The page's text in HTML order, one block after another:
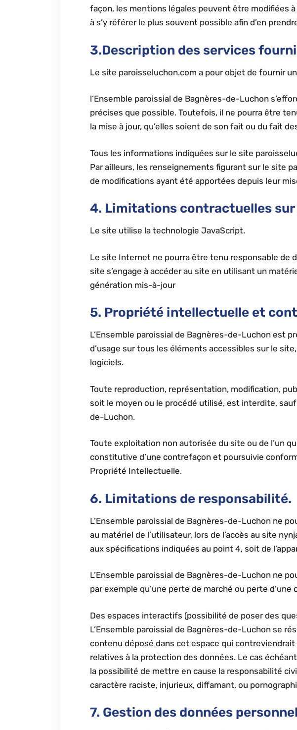
façon, les mentions légales peuvent être modifiées
à s’y référer le plus souvent possible afin d’en
3.Description des services
Le site paroisseluchon.com a pour objet de fournir
l’Ensemble paroissial de Bagnères-de-Luchon
précises que possible. Toutefois, il ne pourra être
la mise à jour, qu’elles soient de son fait ou du fait
Tous les informations indiquées sur le site
Par ailleurs, les renseignements figurant sur le site
de modifications ayant été apportées depuis leur
4. Limitations contractuelles sur
Le site utilise la technologie JavaScript.
Le site Internet ne pourra être tenu responsable de
site s’engage à accéder au site en utilisant un
génération mis-à-jour
5. Propriété intellectuelle et
L’Ensemble paroissial de Bagnères-de-Luchon est
d’usage sur tous les éléments accessibles sur le
logiciels.
Toute reproduction, représentation, modification,
soit le moyen ou le procédé utilisé, est interdite,
de-Luchon.
Toute exploitation non autorisée du site ou de l’un
constitutive d’une contrefaçon et poursuivie
Propriété Intellectuelle.
6. Limitations de responsabilité.
L’Ensemble paroissial de Bagnères-de-Luchon ne
au matériel de l’utilisateur, lors de l’accès au site
aux spécifications indiquées au point 4, soit de
L’Ensemble paroissial de Bagnères-de-Luchon ne
par exemple qu’une perte de marché ou perte
Des espaces interactifs (possibilité de poser des
L’Ensemble paroissial de Bagnères-de-Luchon se
contenu déposé dans cet espace qui
relatives à la protection des données. Le cas
la possibilité de mettre en cause la responsabilité
caractère raciste, injurieux, diffamant, ou
7. Gestion des données